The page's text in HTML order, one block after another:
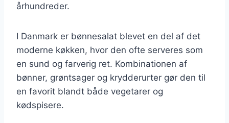
århundreder.
I Danmark er bønnesalat blevet en del af det
moderne køkken, hvor den ofte serveres som
en sund og farverig ret. Kombinationen af
bønner, grøntsager og krydderurter gør den til
en favorit blandt både vegetarer og
kødspisere.